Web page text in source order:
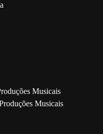
Musicais
Musicais